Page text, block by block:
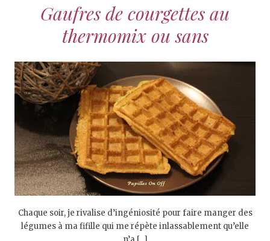
Gaufres de courgettes au
thermomix ou sans
Chaque soir, je rivalise d’ingéniosité pour faire manger des
légumes à ma fifille qui me répète inlassablement qu’elle